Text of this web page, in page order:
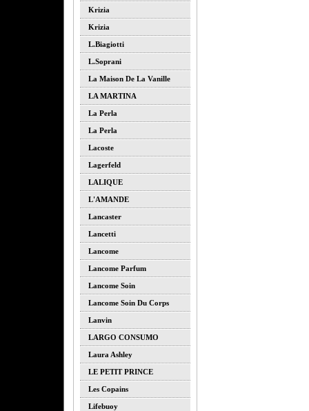
Krizia
Krizia
L.biagiotti
L.soprani
La Maison De La Vanille
LA MARTINA
La Perla
La Perla
Lacoste
Lagerfeld
LALIQUE
L'AMANDE
Lancaster
Lancetti
Lancome
Lancome Parfum
Lancome Soin
Lancome Soin Du Corps
Lanvin
LARGO CONSUMO
Laura Ashley
LE PETIT PRINCE
Les Copains
Lifebuoy